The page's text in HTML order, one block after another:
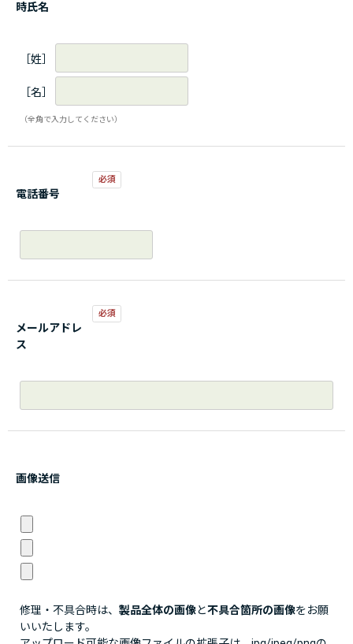
時氏名
［姓］
［名］
（全角で入力してください）
電話番号
メールアドレ
ス
画像送信
修理・不具合時は、 製品全体の画像と不具合箇所の画像をお願
いいたします。